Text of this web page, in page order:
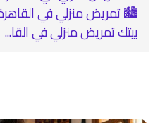
🏙️ تمريض منزلي في
بيتك تمريض منزلي في القا...